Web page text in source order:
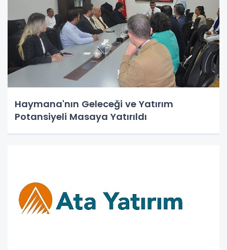
Haymana'nın Geleceği ve Yatırım
Potansiyeli Masaya Yatırıldı